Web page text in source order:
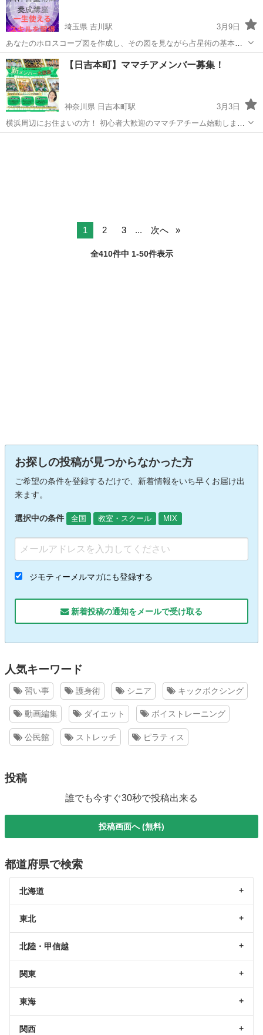
埼玉県 吉川駅
3月9日
あなたのホロスコープ図を作成し、その図を見ながら占星術の基本の
学びを進めていきます。 ワークシートをお配りし、あなたの性格や使
命などを記入しながら楽しく学べる講座です。 講 師 ホロスコープラ
イター キノキ...
埼玉 吉川市 吉川駅 占い
【日吉本町】ママチアメンバー募集！
神奈川県 日吉本町駅
3月3日
横浜周辺にお住まいの方！ 初心者大歓迎のママチアチーム始動しま
す！ 1月31日に体験会開催決定‼️ 新しいチームなので、 みんな同じ境
1 2 3 ... 次へ
全410件中 1-50件表示
お探しの投稿が見つからなかった方
ご希望の条件を登録するだけで、新着情報をいち早くお届け出
来ます。
選択中の条件 全国 教室・スクール MIX
ジモティーメルマガにも登録する
新着投稿の通知をメールで受け取る
人気キーワード
習い事 護身術 シニア キックボクシング
動画編集 ダイエット ボイストレーニング
公民館 ストレッチ ピラティス
投稿
誰でも今すぐ30秒で投稿出来る
投稿画面へ (無料)
都道府県で検索
北海道
東北
北陸・甲信越
関東
東海
関西